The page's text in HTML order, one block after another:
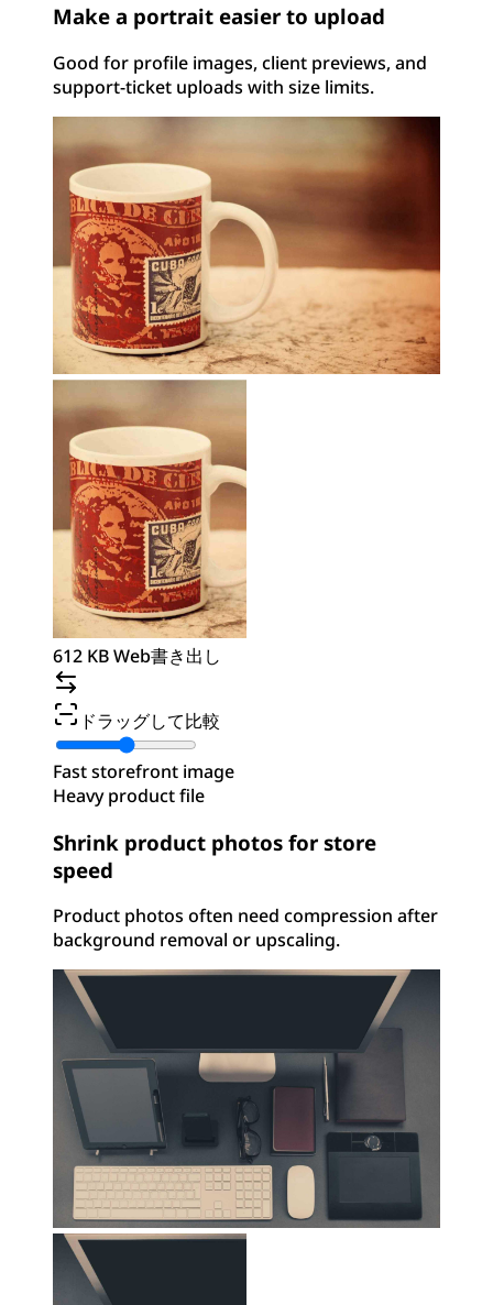
Make a portrait easier to upload
Good for profile images, client previews, and
support-ticket uploads with size limits.
612 KB Web書き出し
ドラッグして比較
Fast storefront image
Heavy product file
Shrink product photos for store
speed
Product photos often need compression after
background removal or upscaling.